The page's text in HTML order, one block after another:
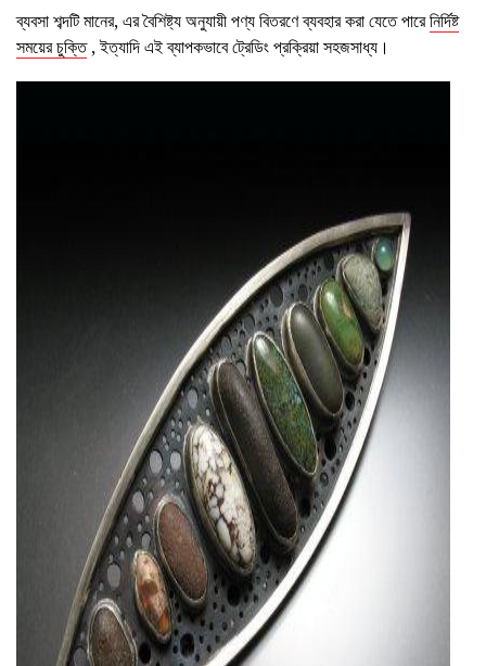
ব্যবসা শব্দটি মানের, এর বৈশিষ্ট্য অনুযায়ী পণ্য বিতরণে ব্যবহার করা যেতে পারেনির্দিষ্ট
সময়ের চুক্তি, ইত্যাদি এই ব্যাপকভাবে ট্রেডিং প্রক্রিয়া সহজসাধ্য।